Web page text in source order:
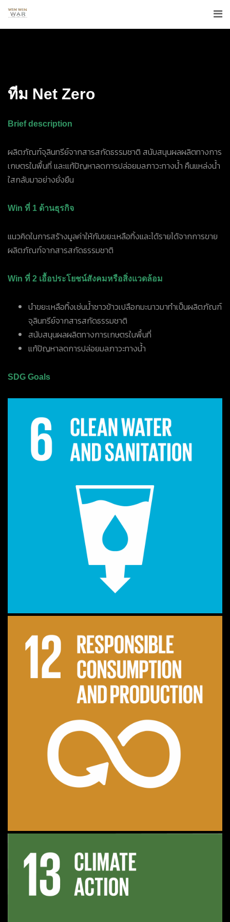
ทีม Net Zero
Brief description
ผลิตภัณฑ์จุลินทรีย์จากสารสกัดธรรมชาติ สนับสนุนผลผลิตทางการ
เกษตรในพื้นที่ และแก้ปัญหาลดการปล่อยมลภาวะทางน้ำ คืนแหล่งน้ำ
ใสกลับมาอย่างยั่งยืน
Win ที่ 1 ด้านธุรกิจ
แนวคิดในการสร้างมูลค่าให้กับขยะเหลือทิ้งและได้รายได้จากการขาย
ผลิตภัณฑ์จากสารสกัดธรรมชาติ
Win ที่ 2 เอื้อประโยชน์สังคมหรือสิ่งแวดล้อม
นำขยะเหลือทิ้งเช่นน้ำซาวข้าวเปลือกมะนาวมาทำเป็นผลิตภัณฑ์
จุลินทรีย์จากสารสกัดธรรมชาติ
สนับสนุนผลผลิตทางการเกษตรในพื้นที่
แก้ปัญหาลดการปล่อยมลภาวะทางน้ำ
SDG Goals